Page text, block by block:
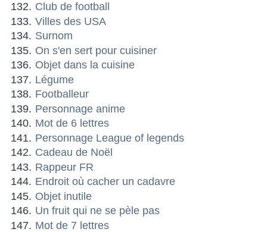
Club de football
Villes des USA
Surnom
On s'en sert pour cuisiner
Objet dans la cuisine
Légume
Footballeur
Personnage anime
Mot de 6 lettres
Personnage League of legends
Cadeau de Noël
Rappeur FR
Endroit où cacher un cadavre
Objet inutile
Un fruit qui ne se pèle pas
Mot de 7 lettres